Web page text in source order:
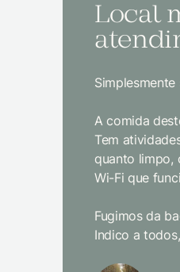
Local
A comida
Tem
quanto limpo,
Wi-Fi que
Fugimos da
Indico a